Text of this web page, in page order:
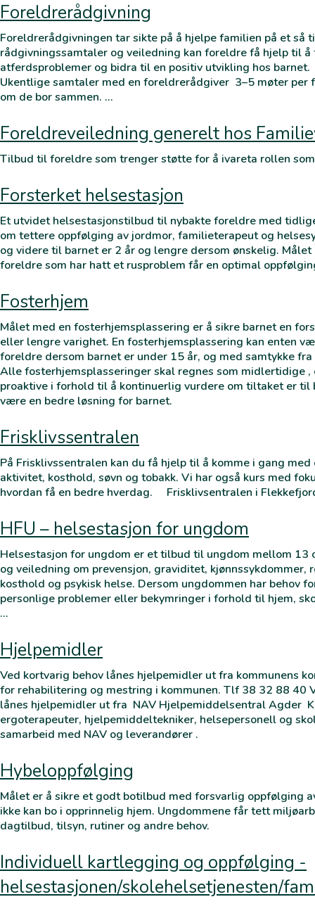
Foreldrerådgivning
Foreldrerådgivningen tar sikte på å hjelpe familien på et så
rådgivningssamtaler og veiledning kan foreldre få hjelp til å
atferdsproblemer og bidra til en positiv utvikling hos
Ukentlige samtaler med en foreldrerådgiver 3–5 møter
om de bor sammen. …
Foreldreveiledning generelt hos
Tilbud til foreldre som trenger støtte for å ivareta rollen
Forsterket helsestasjon
Et utvidet helsestasjonstilbud til nybakte foreldre med
om tettere oppfølging av jordmor, familieterapeut og
og videre til barnet er 2 år og lengre dersom ønskelig.
foreldre som har hatt et rusproblem får en optimal
Fosterhjem
Målet med en fosterhjemsplassering er å sikre barnet en
eller lengre varighet. En fosterhjemsplassering kan enten
foreldre dersom barnet er under 15 år, og med samtykke
Alle fosterhjemsplasseringer skal regnes som midlertidige
proaktive i forhold til å kontinuerlig vurdere om tiltaket er
være en bedre løsning for barnet.
Frisklivssentralen
På Frisklivssentralen kan du få hjelp til å komme i gang
aktivitet, kosthold, søvn og tobakk. Vi har også kurs med
hvordan få en bedre hverdag. Frisklivsentralen i
HFU – helsestasjon for ungdom
Helsestasjon for ungdom er et tilbud til ungdom mellom 13
og veiledning om prevensjon, graviditet, kjønnssykdommer,
kosthold og psykisk helse. Dersom ungdommen har behov
personlige problemer eller bekymringer i forhold til hjem,
…
Hjelpemidler
Ved kortvarig behov lånes hjelpemidler ut fra kommunens
for rehabilitering og mestring i kommunen. Tlf 38 32 88 40
lånes hjelpemidler ut fra NAV Hjelpemiddelsentral Agder
ergoterapeuter, hjelpemiddeltekniker, helsepersonell og
samarbeid med NAV og leverandører .
Hybeloppfølging
Målet er å sikre et godt botilbud med forsvarlig oppfølging
ikke kan bo i opprinnelig hjem. Ungdommene får tett
dagtilbud, tilsyn, rutiner og andre behov.
Individuell kartlegging og oppfølging -
helsestasjonen/skolehelsetjenesten/